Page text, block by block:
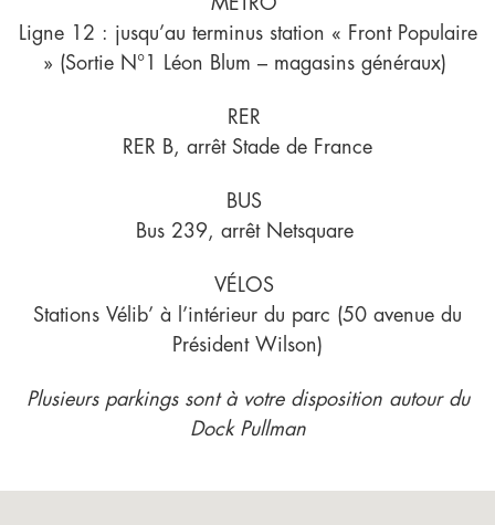
Ligne 12 : jusqu’au terminus station « Front Populaire
» (Sortie N°1 Léon Blum – magasins généraux)
RER
RER B, arrêt Stade de France
BUS
Bus 239, arrêt Netsquare
VÉLOS
Stations Vélib’ à l’intérieur du parc (50 avenue du
Président Wilson)
Plusieurs parkings sont à votre disposition autour du
Dock Pullman